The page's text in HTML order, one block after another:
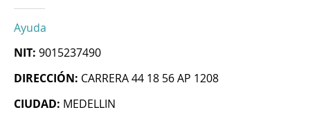
Ayuda
NIT: 9015237490
DIRECCIÓN: CARRERA 44 18 56 AP 1208
CIUDAD: MEDELLIN